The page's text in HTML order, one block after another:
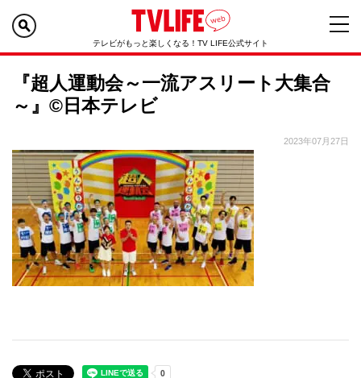
テレビがもっと楽しくなる！TV LIFE公式サイト
『超人運動会～一流アスリート大集合
～』©日本テレビ
2023年07月27日